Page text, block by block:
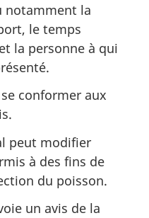
notamment la
le temps
la personne à qui
conformer aux
peut modifier
à des fins de
du poisson.
un avis de la